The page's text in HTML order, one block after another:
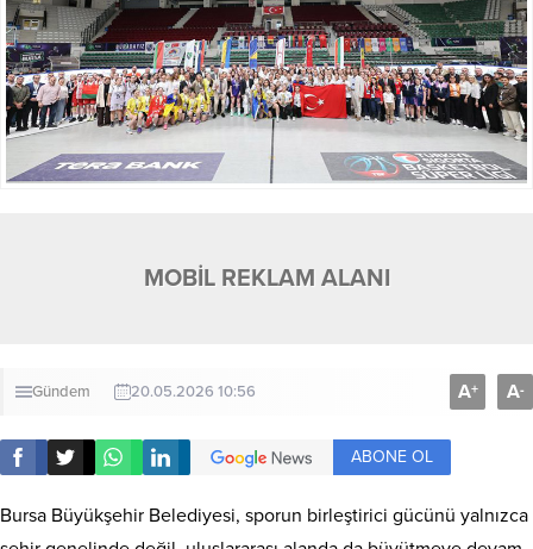
MOBİL REKLAM ALANI
Gündem 20.05.2026 10:56 A+ A-
ABONE OL
Bursa Büyükşehir Belediyesi, sporun birleştirici gücünü yalnızca